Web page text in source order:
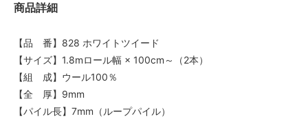
商品詳細
【品 番】828 ホワイトツイード
【サイズ】1.8mロール幅 × 100cm～（2本）
【組 成】ウール100％
【全 厚】9mm
【パイル長】7mm（ループパイル）